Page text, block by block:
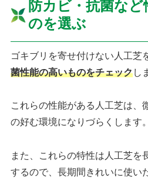
防カビ・抗菌など
のを選ぶ
ゴキブリを寄せ付けない人工芝
菌性能の高いものをチェックし
これらの性能がある人工芝は、
の好む環境になりづらくします。
また、これらの特性は人工芝を
するので、長期間きれいに使い